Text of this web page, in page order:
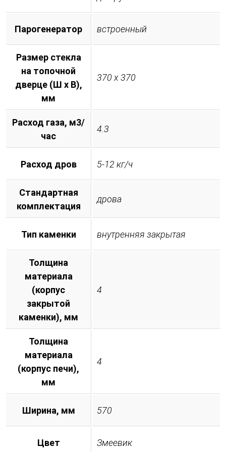
Парогенератор встроенный
Размер стекла
на топочной
дверце (Ш х В),
мм
370 х 370
Расход газа, м3/
час
4.3
Расход дров 5-12 кг/ч
Стандартная
комплектация
дрова
Тип каменки внутренняя закрытая
Толщина
материала
(корпус
закрытой
каменки), мм
4
Толщина
материала
(корпус печи),
мм
4
Ширина, мм 570
Цвет Змеевик